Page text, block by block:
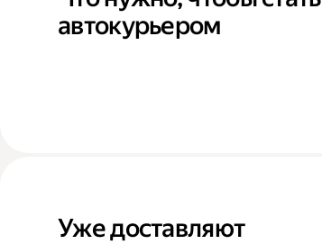
автокурьером
Уже доставляют